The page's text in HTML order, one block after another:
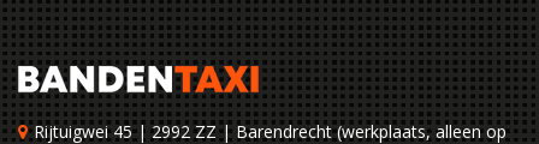
Rijtuigwei 45 | 2992 ZZ | Barendrecht (werkplaats, alleen op